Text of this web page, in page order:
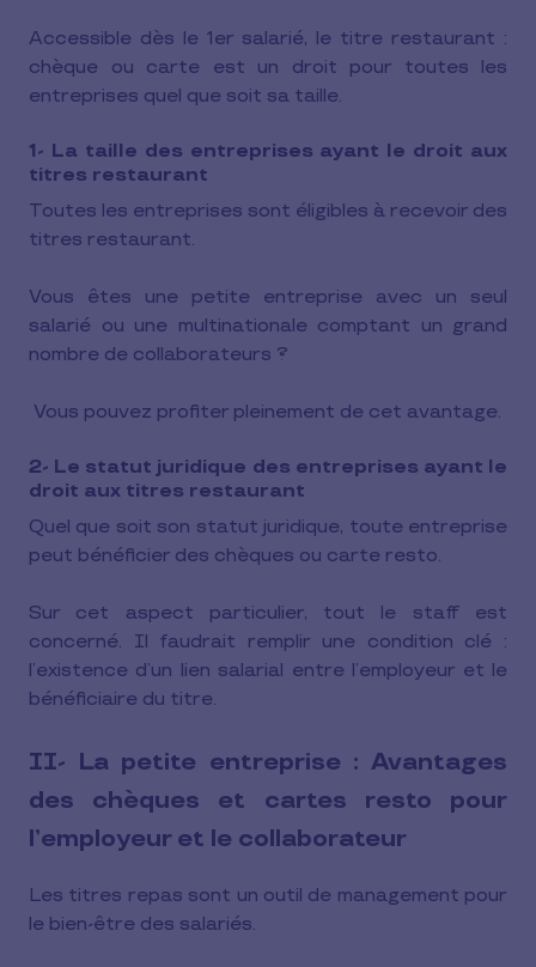
Accessible dès le 1er salarié, le titre restaurant :
chèque ou carte est un droit pour toutes les
entreprises quel que soit sa taille.
1- La taille des entreprises ayant le droit aux
titres restaurant
Toutes les entreprises sont éligibles à recevoir des
titres restaurant.
Vous êtes une petite entreprise avec un seul
salarié ou une multinationale comptant un grand
nombre de collaborateurs ?
Vous pouvez profiter pleinement de cet avantage.
2- Le statut juridique des entreprises ayant le
droit aux titres restaurant
Quel que soit son statut juridique, toute entreprise
peut bénéficier des chèques ou carte resto.
Sur cet aspect particulier, tout le staff est
concerné. Il faudrait remplir une condition clé :
l’existence d’un lien salarial entre l’employeur et le
bénéficiaire du titre.
II- La petite entreprise : Avantages
des chèques et cartes resto pour
l’employeur et le collaborateur
Les titres repas sont un outil de management pour
le bien-être des salariés.